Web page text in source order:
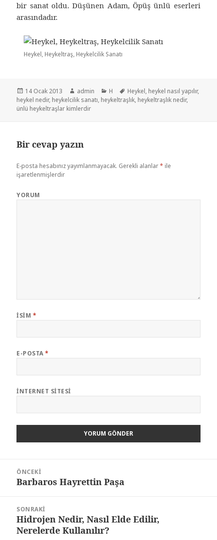
bir sanat oldu. Düşünen Adam, Öpüş ünlü eserleri
arasındadır.
Heykel, Heykeltraş, Heykelcilik Sanatı
Yayın
tarihi
14 Ocak 2013 Yazar
admin Kategoriler
H Etiketler
Heykel, heykel nasıl yapılır,
heykel nedir, heykelcilik sanatı, heykeltraşlık, heykeltraşlık nedir,
ünlü heykeltraşlar kimlerdir
Bir cevap yazın
E-posta hesabınız yayımlanmayacak. Gerekli alanlar* ile
işaretlenmişlerdir
YORUM
İSIM *
E-POSTA*
İNTERNET SITESI
dolaşımı
ÖNCEKI
Önceki
Barbaros Hayrettin Paşa
SONRAKI
Sonraki
yazı:
Hidrojen Nedir, Nasıl Elde Edilir,
Nerelerde Kullanılır?